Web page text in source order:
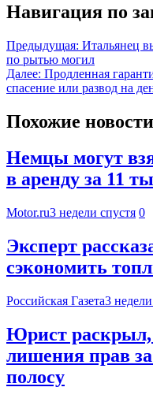
Навигация по
Предыдущая: Итальянец
по рытью могил
Далее: Продленная
спасение или развод на
Похожие новости
Немцы могут
в аренду за 11
Motor.ru3 недели спустя 0
Эксперт
сэкономить
Российская Газета3
Юрист раскрыл,
лишения прав
полосу